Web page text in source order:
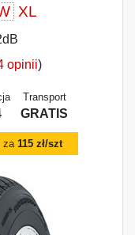
XL
opinii)
Transport
GRATIS
za 115 zł/szt